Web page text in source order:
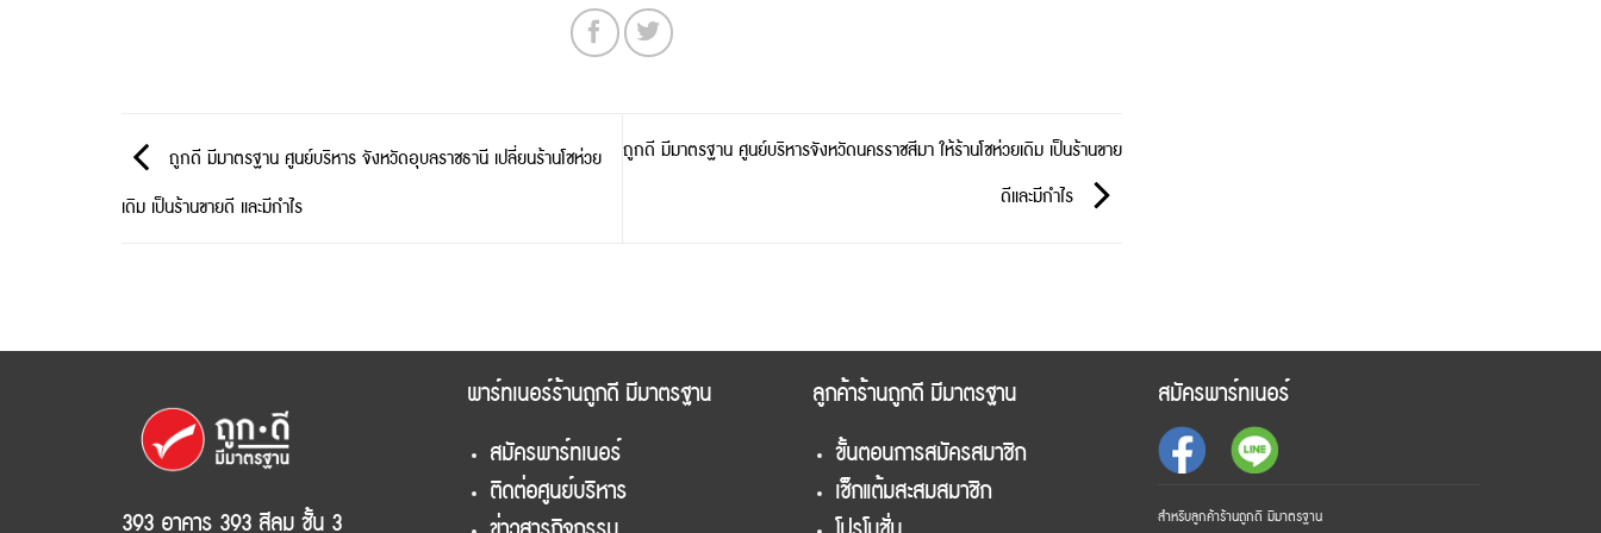
ถูกดี มีมาตรฐาน ศูนย์บริหาร จังหวัดอุบลราชธานี เปลี่ยนร้านโชห่วย
เดิม เป็นร้านขายดี และมีกำไร
ถูกดี มีมาตรฐาน ศูนย์บริหารจังหวัดนครราชสีมา ให้ร้านโชห่วยเดิม เป็นร้านขาย
ดีและมีกำไร
393 อาคาร 393 สีลม ชั้น 3
พาร์ทเนอร์ร้านถูกดี มีมาตรฐาน
สมัครพาร์ทเนอร์
ติดต่อศูนย์บริหาร
ลูกค้าร้านถูกดี มีมาตรฐาน
ขั้นตอนการสมัครสมาชิก
เช็กแต้มสะสมสมาชิก
สมัครพาร์ทเนอร์
สำหรับลูกค้าร้านถูกดี มีมาตรฐาน